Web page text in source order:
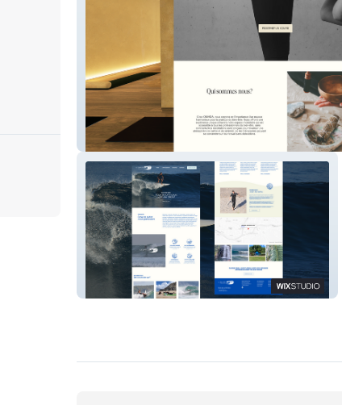
OMVIDA
Xirimiri Surf